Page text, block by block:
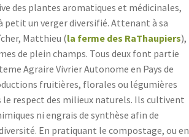
des plantes aromatiques et médicinales,
un verger diversifié. Attenant à sa
Matthieu (la ferme des RaThaupiers),
de plein champs. Tous deux font partie
Agraire Vivrier Autonome en Pays de
fruitières, florales ou légumières
respect des milieux naturels. Ils cultivent
ni engrais de synthèse afin de
En pratiquant le compostage, ou en